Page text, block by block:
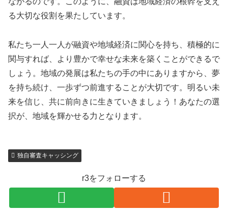
る大切な役割を果たしています。
私たち一人一人が融資や地域経済に関心を持ち、積極的に
関与すれば、より豊かで幸せな未来を築くことができるで
しょう。地域の発展は私たちの手の中にありますから、夢
を持ち続け、一歩ずつ前進することが大切です。明るい未
来を信じ、共に前向きに生きていきましょう！あなたの選
択が、地域を輝かせる力となります。
独自審査キャッシング
r3をフォローする